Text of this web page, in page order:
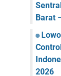
Barat
2026